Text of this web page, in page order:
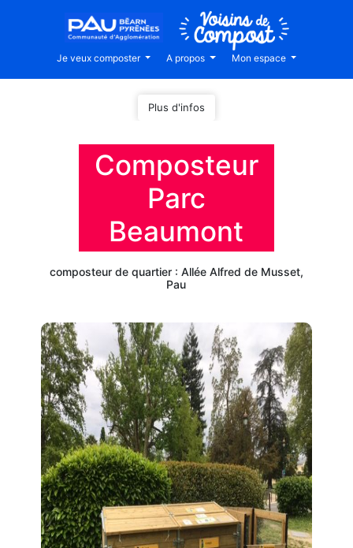
Je veux composter A propos Mon espace
Plus d'infos
Composteur
Parc
Beaumont
composteur de quartier : Allée Alfred de Musset,
Pau